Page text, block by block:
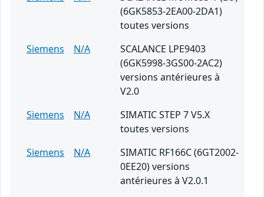
(6GK5853-2EA00-2DA1)
toutes versions
Siemens
N/A
SCALANCE LPE9403
(6GK5998-3GS00-2AC2)
versions antérieures à
V2.0
Siemens
N/A
SIMATIC STEP 7 V5.X
toutes versions
Siemens
N/A
SIMATIC RF166C (6GT2002-
0EE20) versions
antérieures à V2.0.1